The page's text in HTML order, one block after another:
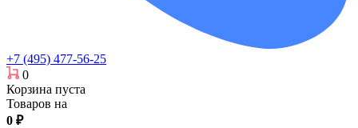
+7 (495) 477-56-25
0
Корзина пуста
Товаров на
0 ₽